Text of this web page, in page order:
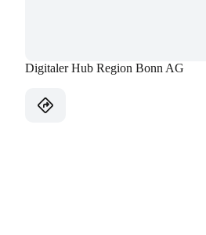
Digitaler Hub Region Bonn AG